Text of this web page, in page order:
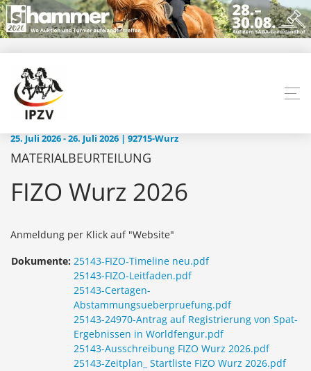
25. Juli 2026 - 26. Juli 2026 | 92715-Wurz
MATERIALBEURTEILUNG
FIZO Wurz 2026
Anmeldung per Klick auf "Website"
Dokumente: 25143-FIZO-Timeline neu.pdf
25143-FIZO-Leitfaden.pdf
25143-Certagen-
Abstammungsueberpruefung.pdf
25143-24970-Antrag auf Registrierung von Spat-
Ergebnissen in Worldfengur.pdf
25143-Ausschreibung FIZO Wurz 2026.pdf
25143-Zeitplan_ Startliste FIZO Wurz 2026.pdf